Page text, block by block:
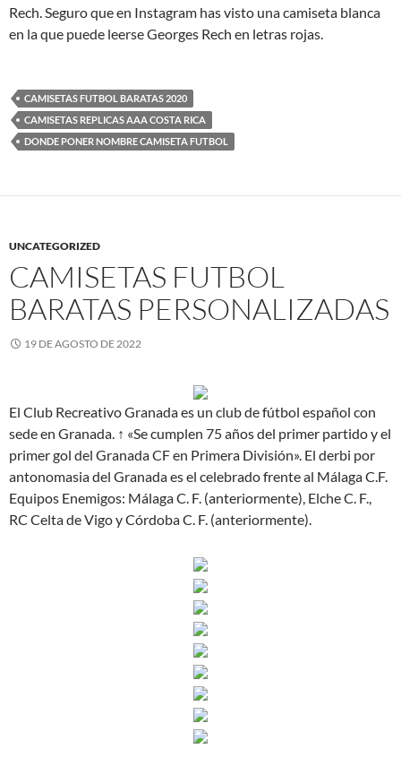
Rech. Seguro que en Instagram has visto una camiseta blanca
en la que puede leerse Georges Rech en letras rojas.
CAMISETAS FUTBOL BARATAS 2020
CAMISETAS REPLICAS AAA COSTA RICA
DONDE PONER NOMBRE CAMISETA FUTBOL
UNCATEGORIZED
CAMISETAS FUTBOL
BARATAS PERSONALIZADAS
19 DE AGOSTO DE 2022
El Club Recreativo Granada es un club de fútbol español con
sede en Granada. ↑ «Se cumplen 75 años del primer partido y el
primer gol del Granada CF en Primera División». El derbi por
antonomasia del Granada es el celebrado frente al Málaga C.F.
Equipos Enemigos: Málaga C. F. (anteriormente), Elche C. F.,
RC Celta de Vigo y Córdoba C. F. (anteriormente).